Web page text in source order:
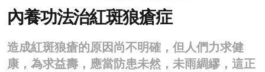
生活
商業
內養功法治紅斑狼瘡症
造成紅斑狼瘡的原因尚不明確，但人們力求健
康，為求益壽，應當防患未然，未雨綢繆，這正